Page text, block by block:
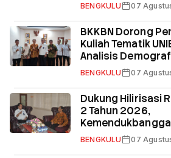
BENGKULU 07
BKKBN Dorong
Kuliah Tematik
Analisis
Kependudukan
BENGKULU 07
Dukung Hilirisasi
2 Tahun 2026,
Gandeng UNIB
BENGKULU 07